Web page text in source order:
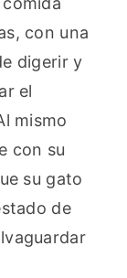
con una
digerir y
el
mismo
con su
su gato
de